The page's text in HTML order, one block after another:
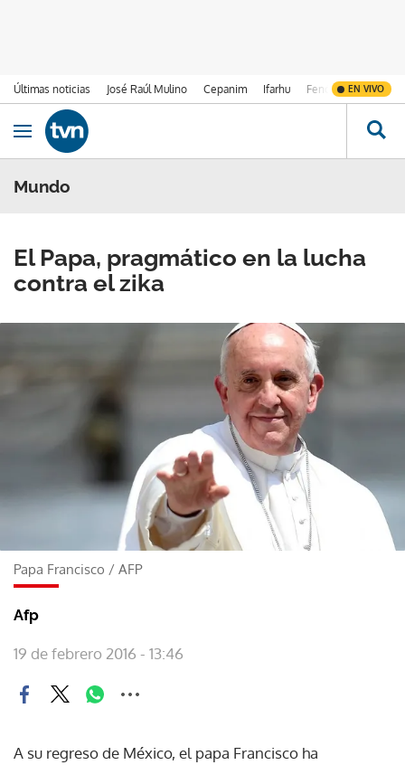
Últimas noticias José Raúl Mulino Cepanim Ifarhu Fenómeno de El
EN VIVO
Ir al contenido
Obrir navegació
Mundo
El Papa, pragmático en la lucha
contra el zika
Papa Francisco / AFP
Afp
19 de febrero 2016 - 13:46
A su regreso de México, el papa Francisco ha